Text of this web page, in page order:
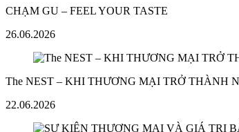
CHẠM GU – FEEL YOUR TASTE
26.06.2026
The NEST – KHI THƯƠNG MẠI TRỞ THÀNH
22.06.2026